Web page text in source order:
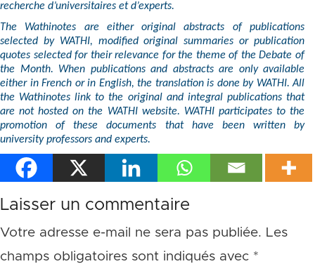
recherche d’universitaires et d’experts.
The Wathinotes are either original abstracts of publications
selected by WATHI, modified original summaries or publication
quotes selected for their relevance for the theme of the Debate of
the Month. When publications and abstracts are only available
either in French or in English, the translation is done by WATHI. All
the Wathinotes link to the original and integral publications that
are not hosted on the WATHI website. WATHI participates to the
promotion of these documents that have been written by
university professors and experts.
Laisser un commentaire
Votre adresse e-mail ne sera pas publiée. Les
champs obligatoires sont indiqués avec *